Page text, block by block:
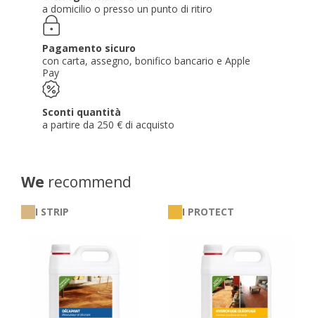
a domicilio o presso un punto di ritiro
Pagamento sicuro
con carta, assegno, bonifico bancario e Apple
Pay
Sconti quantità
a partire da 250 € di acquisto
We recommend
I STRIP I PROTECT